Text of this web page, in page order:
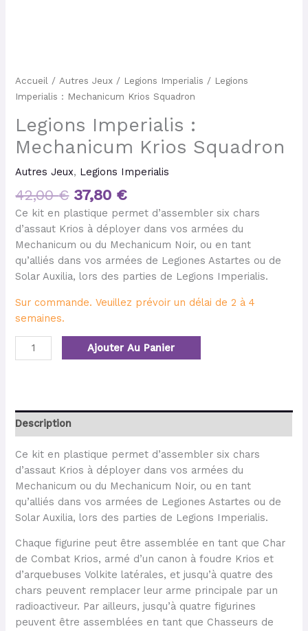
Accueil /Autres Jeux / Legions Imperialis / Legions
Imperialis : Mechanicum Krios Squadron
Legions Imperialis :
Mechanicum Krios Squadron
Autres Jeux, Legions Imperialis
42,00€ 37,80 €
Ce kit en plastique permet d’assembler six chars
d’assaut Krios à déployer dans vos armées du
Mechanicum ou du Mechanicum Noir, ou en tant
qu’alliés dans vos armées de Legiones Astartes ou de
Solar Auxilia, lors des parties de Legions Imperialis.
Sur commande. Veuillez prévoir un délai de 2 à 4
semaines.
Ajouter Au Panier
Description
Ce kit en plastique permet d’assembler six chars
d’assaut Krios à déployer dans vos armées du
Mechanicum ou du Mechanicum Noir, ou en tant
qu’alliés dans vos armées de Legiones Astartes ou de
Solar Auxilia, lors des parties de Legions Imperialis.
Chaque figurine peut être assemblée en tant que Char
de Combat Krios, armé d’un canon à foudre Krios et
d’arquebuses Volkite latérales, et jusqu’à quatre des
chars peuvent remplacer leur arme principale par un
radioactiveur. Par ailleurs, jusqu’à quatre figurines
peuvent être assemblées en tant que Chasseurs de